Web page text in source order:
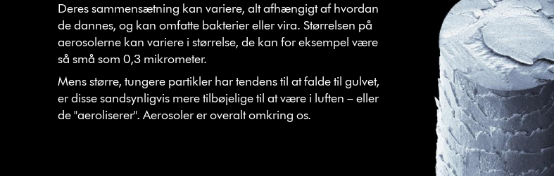
Deres sammensætning kan variere, alt afhængigt af hvordan
de dannes, og kan omfatte bakterier eller vira. Størrelsen på
aerosolerne kan variere i størrelse, de kan for eksempel være
så små som 0,3 mikrometer.
Mens større, tungere partikler har tendens til at falde til gulvet,
er disse sandsynligvis mere tilbøjelige til at være i luften – eller
de "aeroliserer". Aerosoler er overalt omkring os.